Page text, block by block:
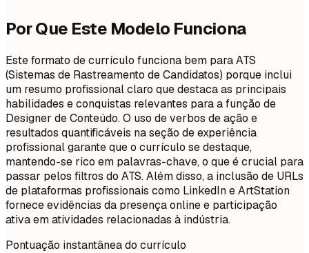
Por Que Este Modelo Funciona
Este formato de currículo funciona bem para ATS
(Sistemas de Rastreamento de Candidatos) porque inclui
um resumo profissional claro que destaca as principais
habilidades e conquistas relevantes para a função de
Designer de Conteúdo. O uso de verbos de ação e
resultados quantificáveis na seção de experiência
profissional garante que o currículo se destaque,
mantendo-se rico em palavras-chave, o que é crucial para
passar pelos filtros do ATS. Além disso, a inclusão de URLs
de plataformas profissionais como LinkedIn e ArtStation
fornece evidências da presença online e participação
ativa em atividades relacionadas à indústria.
Pontuação instantânea do currículo